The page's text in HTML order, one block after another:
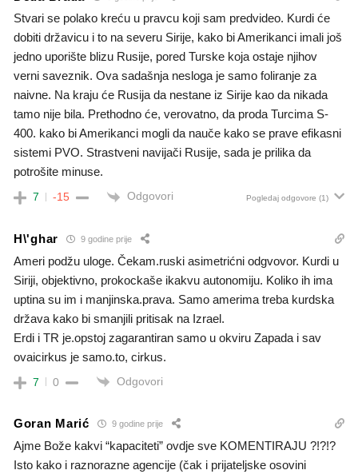
Stvari se polako kreću u pravcu koji sam predvideo. Kurdi će
dobiti državicu i to na severu Sirije, kako bi Amerikanci imali još
jedno uporište blizu Rusije, pored Turske koja ostaje njihov
verni saveznik. Ova sadašnja nesloga je samo foliranje za
naivne. Na kraju će Rusija da nestane iz Sirije kao da nikada
tamo nije bila. Prethodno će, verovatno, da proda Turcima S-
400. kako bi Amerikanci mogli da nauče kako se prave efikasni
sistemi PVO. Strastveni navijači Rusije, sada je prilika da
potrošite minuse.
7 -15 Odgovori Pogledaj odgovore (1)
H\'ghar 9 godine prije
Ameri podžu uloge. Čekam.ruski asimetrićni odgvovor. Kurdi u
Siriji, objektivno, prokockaše ikakvu autonomiju. Koliko ih ima
uptina su im i manjinska.prava. Samo amerima treba kurdska
država kako bi smanjili pritisak na Izrael.
Erdi i TR je.opstoj zagarantiran samo u okviru Zapada i sav
ovaicirkus je samo.to, cirkus.
7 0 Odgovori
Goran Marić 9 godine prije
Ajme Bože kakvi “kapaciteti” ovdje sve KOMENTIRAJU ?!?!?
Isto kako i raznorazne agencije (čak i prijateljske osovini